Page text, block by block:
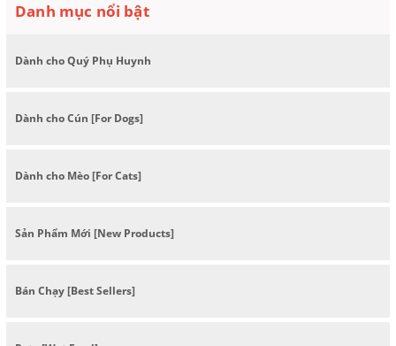
Danh mục nổi bật
Dành cho Quý Phụ Huynh
Dành cho Cún [For Dogs]
Dành cho Mèo [For Cats]
Sản Phẩm Mới [New Products]
Bán Chạy [Best Sellers]